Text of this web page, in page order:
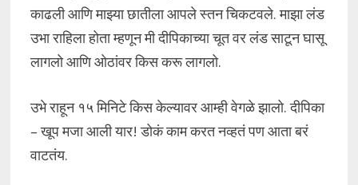
काढली आणि माझ्या छातीला आपले स्तन चिकटवले. माझा लंड
उभा राहिला होता म्हणून मी दीपिकाच्या चूत वर लंड साटून घासू
लागलो आणि ओठांवर किस करू लागलो.
उभे राहून १५ मिनिटे किस केल्यावर आम्ही वेगळे झालो. दीपिका
– खूप मजा आली यार! डोकं काम करत नव्हतं पण आता बरं
वाटतंय.